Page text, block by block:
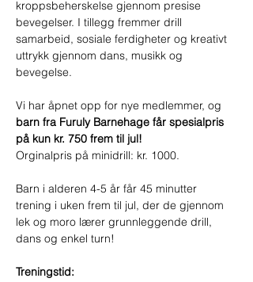
kroppsbeherskelse gjennom presise
bevegelser. I tillegg fremmer drill
samarbeid, sosiale ferdigheter og kreativt
uttrykk gjennom dans, musikk og
bevegelse.
Vi har åpnet opp for nye medlemmer, og
barn fra Furuly Barnehage får spesialpris
på kun kr. 750 frem til jul!
Orginalpris på minidrill: kr. 1000.
Barn i alderen 4-5 år får 45 minutter
trening i uken frem til jul, der de gjennom
lek og moro lærer grunnleggende drill,
dans og enkel turn!
Treningstid: